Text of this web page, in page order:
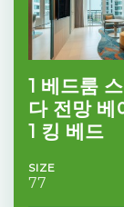
1 베드룸
다 전망 베
1 킹 베드
SIZE
77